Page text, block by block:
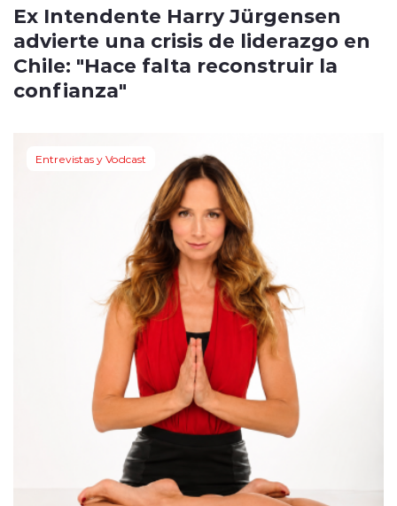
Ex Intendente Harry Jürgensen
advierte una crisis de liderazgo en
Chile: "Hace falta reconstruir la
confianza"
Entrevistas y Vodcast